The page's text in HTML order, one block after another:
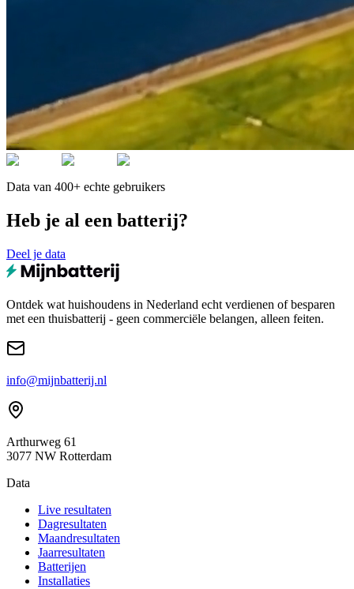
Data van 400+ echte gebruikers
Heb je al een batterij?
Deel je data
Ontdek wat huishoudens in Nederland echt verdienen of besparen
met een thuisbatterij - geen commerciële belangen, alleen feiten.
info@mijnbatterij.nl
Arthurweg 61
3077 NW Rotterdam
Data
Live resultaten
Dagresultaten
Maandresultaten
Jaarresultaten
Batterijen
Installaties